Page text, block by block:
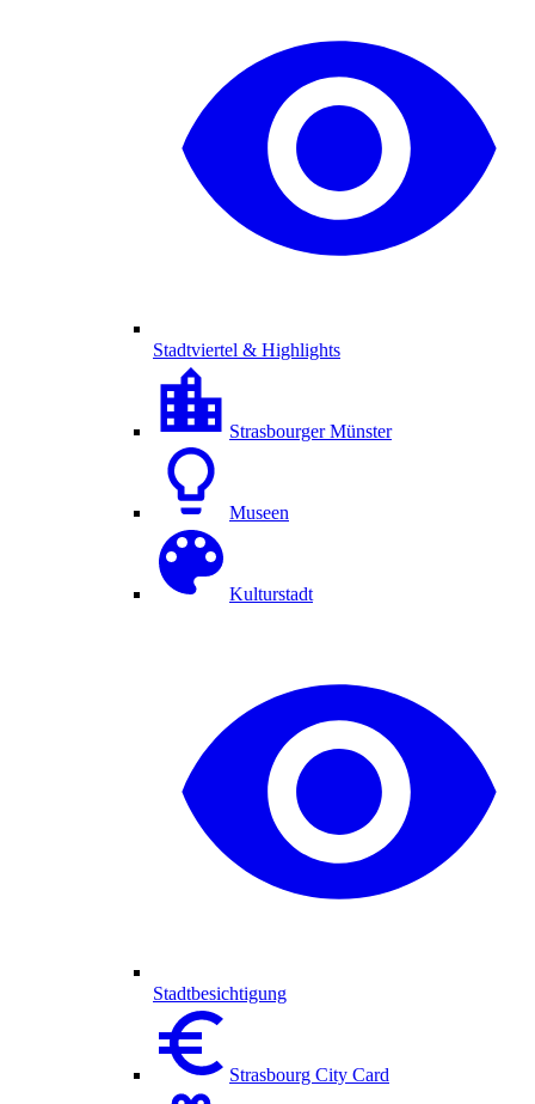
Stadtviertel & Highlights
Strasbourger Münster
Museen
Kulturstadt
Stadtbesichtigung
Strasbourg City Card